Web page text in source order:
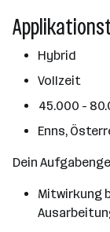
Hybrid
Vollzeit
45.000 -
Enns,
Dein
Mitwirkung